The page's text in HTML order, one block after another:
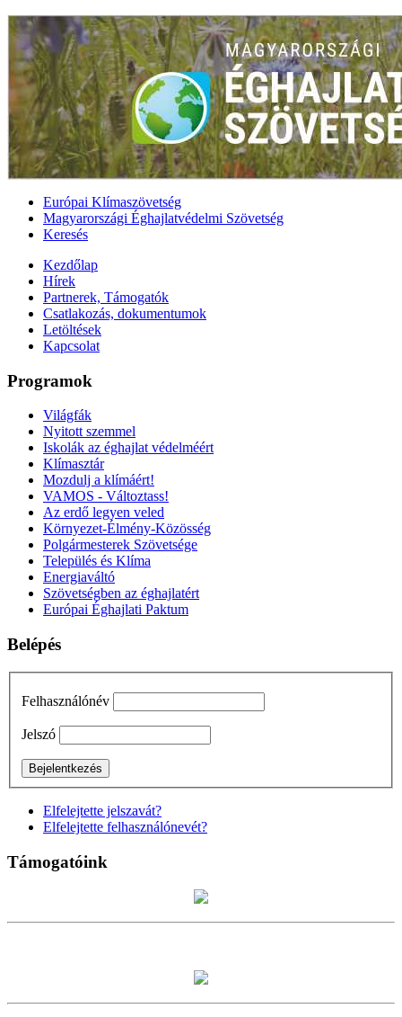
Európai Klímaszövetség
Magyarországi Éghajlatvédelmi Szövetség
Keresés
Kezdőlap
Hírek
Partnerek, Támogatók
Csatlakozás, dokumentumok
Letöltések
Kapcsolat
Programok
Világfák
Nyitott szemmel
Iskolák az éghajlat védelméért
Klímasztár
Mozdulj a klímáért!
VAMOS - Változtass!
Az erdő legyen veled
Környezet-Élmény-Közösség
Polgármesterek Szövetsége
Település és Klíma
Energiaváltó
Szövetségben az éghajlatért
Európai Éghajlati Paktum
Belépés
Felhasználónév
Jelszó
Elfelejtette jelszavát?
Elfelejtette felhasználónevét?
Támogatóink